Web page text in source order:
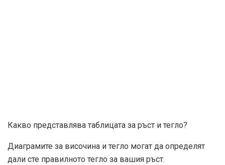
Какво представлява таблицата за ръст и тегло?
Диаграмите за височина и тегло могат да определят
дали сте правилното тегло за вашия ръст.